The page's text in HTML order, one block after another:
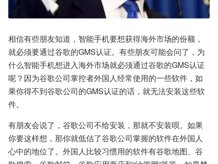
相信有些朋友知道，智能手机要想获得海外市场的份额，
就必须要通过谷歌的GMS认证。有些朋友可能会问了，为
什么智能手机想进入海外市场就必须通过谷歌的GMS认证
呢？因为谷歌公司掌控者外国人经常使用的一些软件，如
果你得不到谷歌公司的GMS认证的话，就无法安装这些软
件。
有朋友会说了，谷歌公司不给安装，那就不安装呗。如果
你要这样想，那你就低估了谷歌公司掌握的软件在外国人
心中的地位了。外国人比较习惯用的软件有谷歌地图、谷